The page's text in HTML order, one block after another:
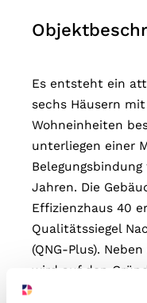
Es entsteht ein
sechs Häusern mit
Wohneinheiten
unterliegen einer
Jahren. Die
Effizienzhaus 40
Qualitätssiegel
(QNG-Plus).
wird auf den